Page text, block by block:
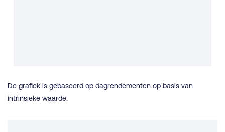
De grafiek is gebaseerd op dagrendementen op basis van
intrinsieke waarde.